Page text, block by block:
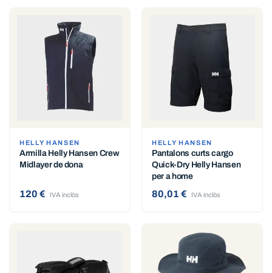
HELLY HANSEN
Armilla Helly Hansen Crew
Midlayer de dona
120 € IVA inclòs
HELLY HANSEN
Pantalons curts cargo
Quick-Dry Helly Hansen
per a home
80,01 € IVA inclòs